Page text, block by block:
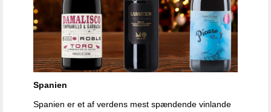
Spanien
Spanien er et af verdens mest spændende vinlande